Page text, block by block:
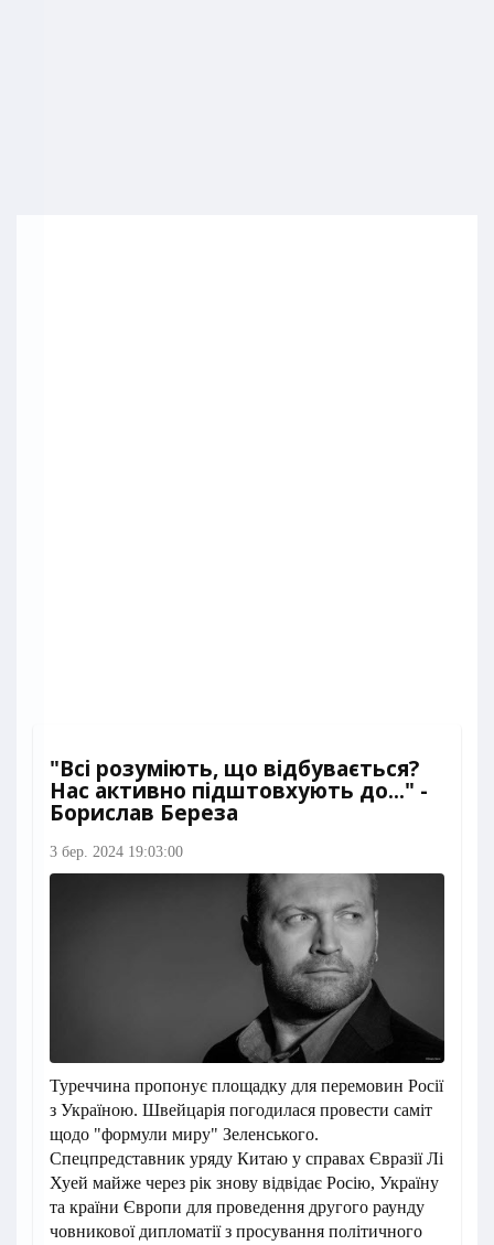
"Всі розуміють, що відбувається?
Нас активно підштовхують до..." -
Борислав Береза
3 бер. 2024 19:03:00
Туреччина пропонує площадку для перемовин Росії
з Україною. Швейцарія погодилася провести саміт
щодо "формули миру" Зеленського.
Спецпредставник уряду Китаю у справах Євразії Лі
Хуей майже через рік знову відвідає Росію, Україну
та країни Європи для проведення другого раунду
човникової дипломатії з просування політичного